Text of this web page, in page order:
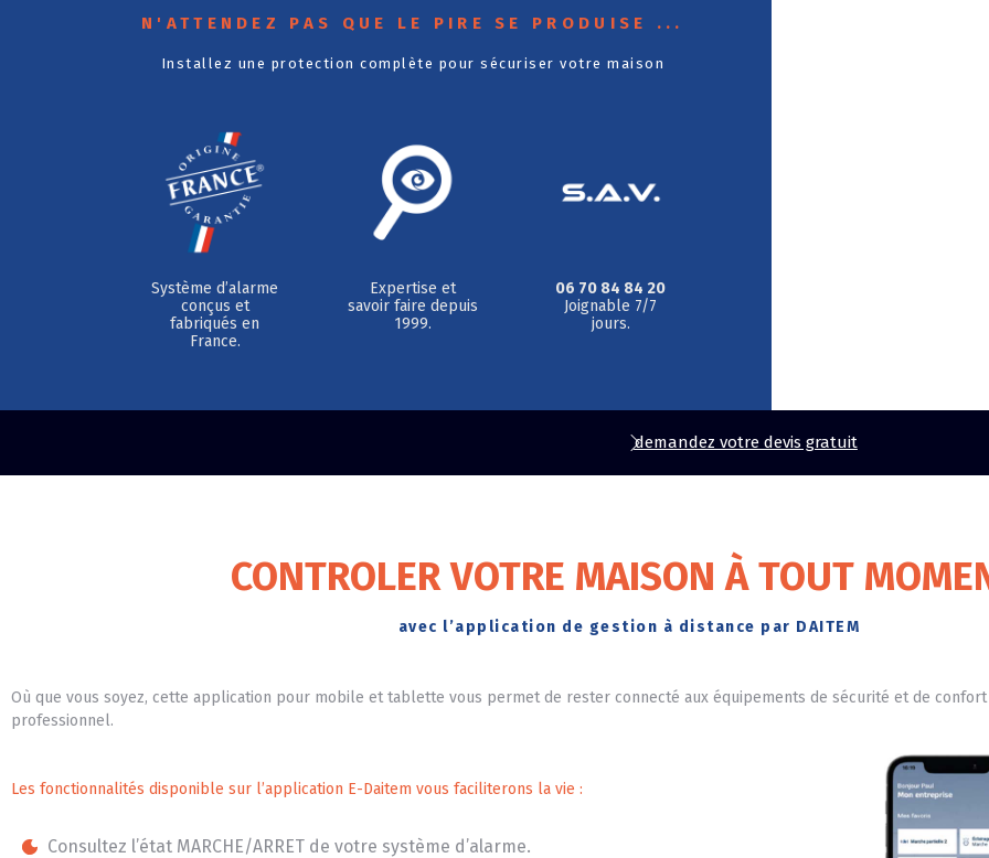
N'ATTENDEZ PAS QUE LE PIRE SE PRODUISE ...
Installez une protection complète pour sécuriser votre maison
Système d’alarme
conçus et
fabriqués en
France.
Expertise et
savoir faire depuis
1999.
06 70 84 84 20
Joignable 7/7
jours.
demandez votre devis gratuit
CONTROLER VOTRE MAISON À TOUT
avec l’application de gestion à distance par DAITEM
Où que vous soyez, cette application pour mobile et tablette vous permet de rester connecté aux équipements de sécurité et de
professionnel.
Les fonctionnalités disponible sur l’application E-Daitem vous faciliterons la vie :
Consultez l’état MARCHE/ARRET de votre système d’alarme.